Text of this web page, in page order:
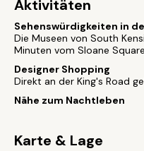
Aktivitäten
Sehenswürdigkeiten in
Die Museen von South
Minuten vom Sloane
Designer Shopping
Direkt an der King's Road
Nähe zum Nachtleben
Karte & Lage